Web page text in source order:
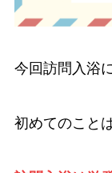
今回訪問入浴
初めてのこと